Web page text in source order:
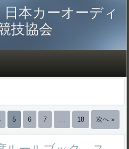
本カーオーディ
技協会
5 6 7 … 18 次へ »